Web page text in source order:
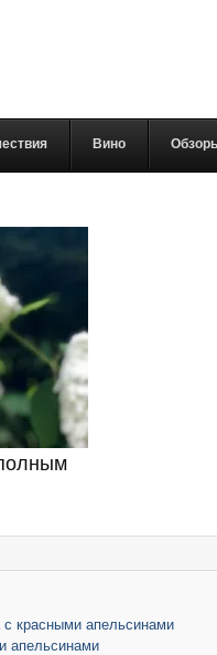
Вино
с красными апельсинами
апельсинами